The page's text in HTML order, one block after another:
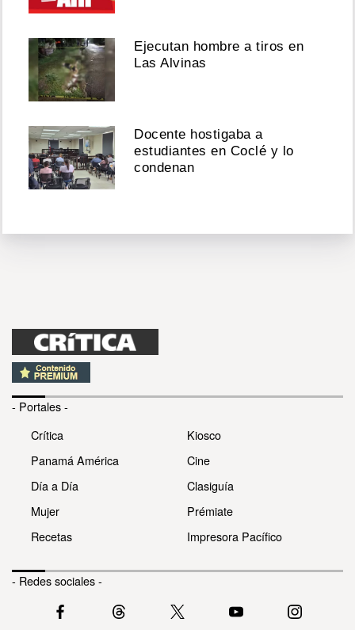
Ejecutan hombre a tiros en
Las Alvinas
Docente hostigaba a
estudiantes en Coclé y lo
condenan
- Portales -
Crítica
Panamá América
Día a Día
Mujer
Recetas
Kiosco
Cine
Clasiguía
Prémiate
Impresora Pacífico
- Redes sociales -